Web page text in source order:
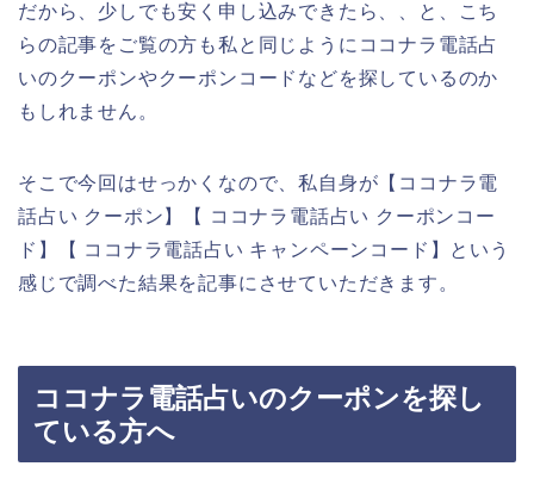
だから、少しでも安く申し込みできたら、、と、こち
らの記事をご覧の方も私と同じようにココナラ電話占
いのクーポンやクーポンコードなどを探しているのか
もしれません。
そこで今回はせっかくなので、私自身が【ココナラ電
話占い クーポン】【 ココナラ電話占い クーポンコー
ド】【 ココナラ電話占い キャンペーンコード】という
感じで調べた結果を記事にさせていただきます。
ココナラ電話占いのクーポンを探し
ている方へ